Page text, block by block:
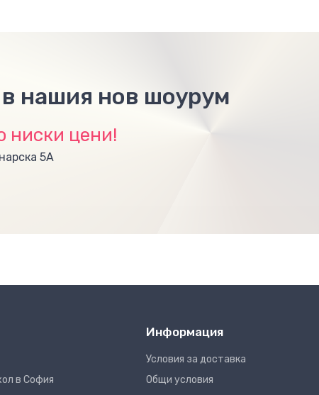
нашия нов шоурум
ниски цени!
5А
в София
Информация
Условия за доставка
Общи условия